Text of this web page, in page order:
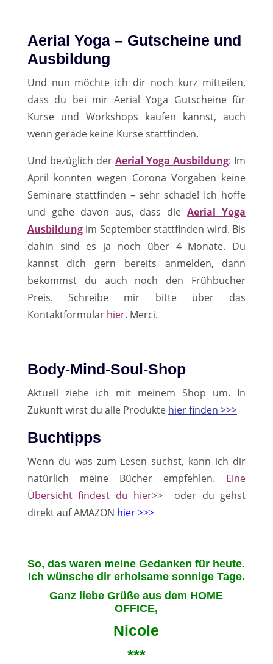
Aerial Yoga – Gutscheine und
Ausbildung
Und nun möchte ich dir noch kurz mitteilen,
dass du bei mir Aerial Yoga Gutscheine für
Kurse und Workshops kaufen kannst, auch
wenn gerade keine Kurse stattfinden.
Und bezüglich der Aerial Yoga Ausbildung: Im
April konnten wegen Corona Vorgaben keine
Seminare stattfinden – sehr schade! Ich hoffe
und gehe davon aus, dass dieAerial Yoga
Ausbildungim September stattfinden wird. Bis
dahin sind es ja noch über 4 Monate. Du
kannst dich gern bereits anmelden, dann
bekommst du auch noch den Frühbucher
Preis. Schreibe mir bitte über das
Kontaktformular hier. Merci.
Body-Mind-Soul-Shop
Aktuell ziehe ich mit meinem Shop um. In
Zukunft wirst du alle Produkte hier finden >>>
Buchtipps
Wenn du was zum Lesen suchst, kann ich dir
natürlich meine Bücher empfehlen. Eine
Übersicht findest du hier>> oder du gehst
direkt auf AMAZON hier >>>
So, das waren meine Gedanken für heute.
Ich wünsche dir erholsame sonnige Tage.
Ganz liebe Grüße aus dem HOME
OFFICE,
Nicole
***